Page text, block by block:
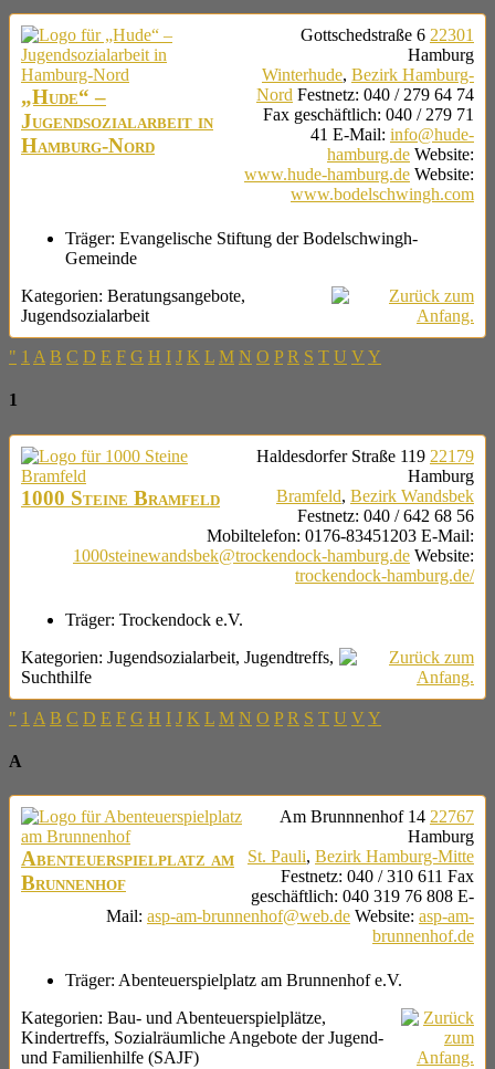
„Hude“ –
Jugendsozialarbeit in
Hamburg-Nord
Gottschedstraße 6 22301
Hamburg
Winterhude, Bezirk Hamburg-
Nord Festnetz: 040 / 279 64 74
Fax geschäftlich: 040 / 279 71
41 E-Mail: info@hude-
hamburg.de Website:
www.hude-hamburg.de Website:
www.bodelschwingh.com
Träger: Evangelische Stiftung der Bodelschwingh-
Gemeinde
Kategorien: Beratungsangebote,
Jugendsozialarbeit
" 1 A B C D E F G H I J K L M N O P R S T U V Y
1
1000 Steine Bramfeld
Haldesdorfer Straße 119 22179
Hamburg
Bramfeld, Bezirk Wandsbek
Festnetz: 040 / 642 68 56
Mobiltelefon: 0176-83451203 E-Mail:
1000steinewandsbek@trockendock-hamburg.de Website:
trockendock-hamburg.de/
Träger: Trockendock e.V.
Kategorien: Jugendsozialarbeit, Jugendtreffs,
Suchthilfe
" 1 A B C D E F G H I J K L M N O P R S T U V Y
A
Abenteuerspielplatz am
Brunnenhof
Am Brunnnenhof 14 22767
Hamburg
St. Pauli, Bezirk Hamburg-Mitte
Festnetz: 040 / 310 611 Fax
geschäftlich: 040 319 76 808 E-
Mail: asp-am-brunnenhof@web.de Website: asp-am-
brunnenhof.de
Träger: Abenteuerspielplatz am Brunnenhof e.V.
Kategorien: Bau- und Abenteuerspielplätze,
Kindertreffs, Sozialräumliche Angebote der Jugend-
und Familienhilfe (SAJF)